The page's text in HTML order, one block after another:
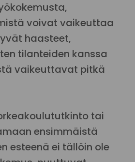
voivat vaikeuttaa
haasteet,
tilanteiden kanssa
vaikeuttavat pitkä
tai
ensimmäistä
esteenä ei tällöin ole